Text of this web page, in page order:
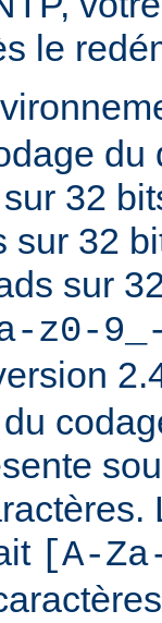
le
du
32
sur 32
sur
z0-
[A-